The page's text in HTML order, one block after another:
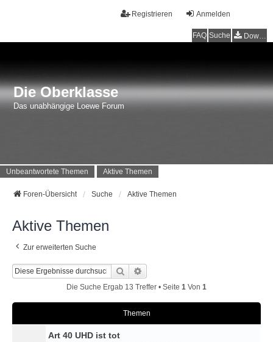
Anmelden
Registrieren
FAQ Suche Downloads
Die Oberklasse
Das unabhängige Loewe Forum
Unbeantwortete Themen Aktive Themen
Foren-Übersicht Suche Aktive Themen
Aktive Themen
Zur erweiterten Suche
Suche
Die Suche Ergab 13 Treffer • Seite 1 Von 1
Themen
Art 40 UHD ist tot